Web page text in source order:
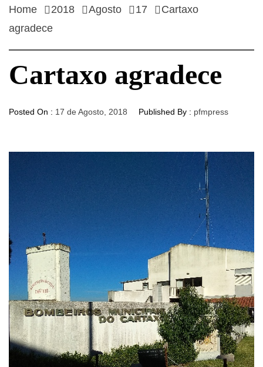
Home 2018 Agosto 17
Cartaxo
agradece
Cartaxo agradece
Posted On : 17 de Agosto, 2018 Published By : pfmpress